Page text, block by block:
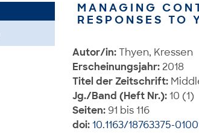
MANAGING
RESPONSES TO
Autor/in:Thyen, Kressen
Erscheinungsjahr: 2018
Titel der Zeitschrift:
Jg./Band (Heft Nr.):10 (1)
Seiten: 91 bis 116
doi:10.1163/18763375-